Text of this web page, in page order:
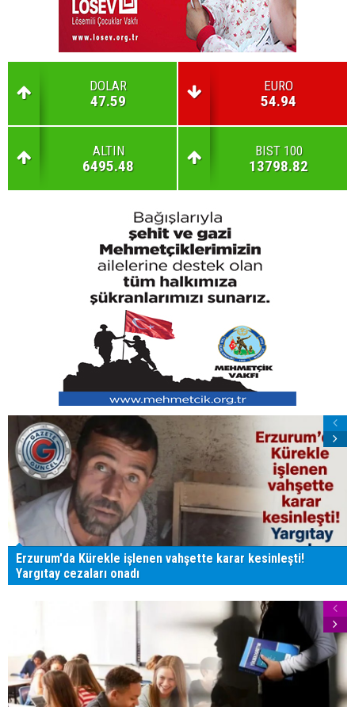
DOLAR
47.59
EURO
54.94
ALTIN
6495.48
BIST 100
13798.82
Erzurum'da Kürekle işlenen vahşette karar kesinleşti!
Yargıtay cezaları onadı